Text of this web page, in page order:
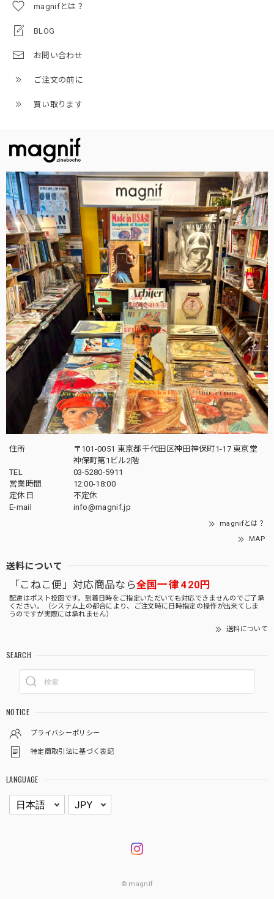
magnifとは？
BLOG
お問い合わせ
ご注文の前に
買い取ります
住所
〒101-0051 東京都千代田区神田神保町1-17 東京堂
神保町第1ビル2階
TEL
03-5280-5911
営業時間
12:00-18:00
定休日
不定休
E-mail
info@magnif.jp
magnifとは？
MAP
送料について
「こねこ便」対応商品なら全国一律 420円
配達はポスト投函です。到着日時をご指定いただいても対応できませんのでご了承
ください。（システム上の都合により、ご注文時に日時指定の操作が出来てしま
うのですが実際には承れません）
送料について
SEARCH
NOTICE
プライバシーポリシー
特定商取引法に基づく表記
LANGUAGE
© magnif